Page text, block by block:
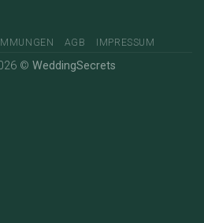
AGB IMPRESSUM
© WeddingSecrets